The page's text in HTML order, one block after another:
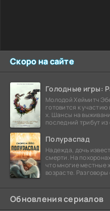
Скоро на сайте
Голодные игры:
Молодой Хеймитч
готовится к
х. Шансы на
последний трибут
Полураспад
Надежда, дочь
смерти. На
что многие местные
возрасте.
Обновления сериалов